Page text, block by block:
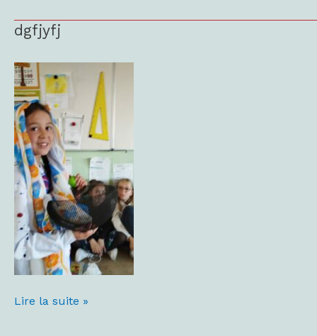
dgfjyfj
dgfjyfj
Lire la suite »